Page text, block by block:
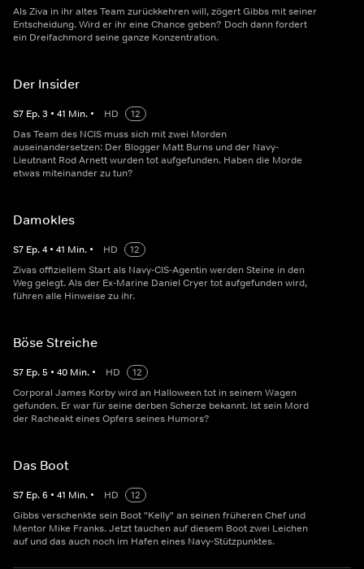
Als Ziva in ihr altes Team zurückkehren will, zögert Gibbs mit seiner
Entscheidung. Wird er ihr eine Chance geben? Doch dann fordert
ein Dreifachmord seine ganze Konzentration.
Der Insider
S7 Ep.3 • 41 Min. • HD
12
Das Team des NCIS muss sich mit zwei Morden
auseinandersetzen: Der Blogger Matt Burns und der Navy-
Lieutnant Rod Arnett wurden tot aufgefunden. Haben die Morde
etwas miteinander zu tun?
Damokles
S7 Ep.4 • 41 Min. • HD
12
Zivas offiziellem Start als Navy-CIS-Agentin werden Steine in den
Weg gelegt. Als der Ex-Marine Daniel Cryer tot aufgefunden wird,
führen alle Hinweise zu ihr.
Böse Streiche
S7 Ep.5 • 40 Min. • HD
12
Corporal James Korby wird an Halloween tot in seinem Wagen
gefunden. Er war für seine derben Scherze bekannt. Ist sein Mord
der Racheakt eines Opfers seines Humors?
Das Boot
S7 Ep.6 • 41 Min. • HD
12
Gibbs verschenkte sein Boot "Kelly" an seinen früheren Chef und
Mentor Mike Franks. Jetzt tauchen auf diesem Boot zwei Leichen
auf und das auch noch im Hafen eines Navy-Stützpunktes.